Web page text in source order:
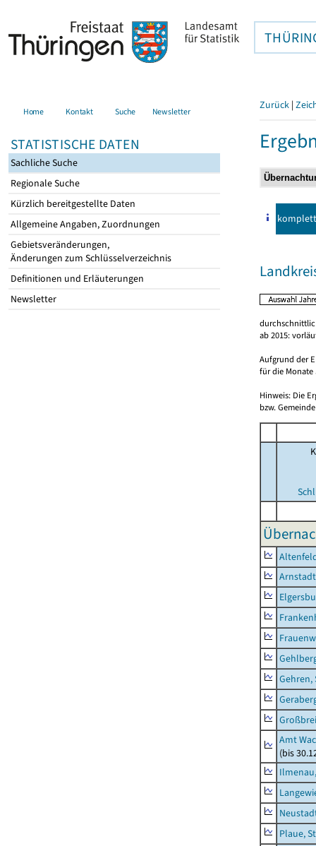
Home Kontakt Suche Newsletter
STATISTISCHE DATEN
Sachliche Suche
Regionale Suche
Kürzlich bereitgestellte Daten
Allgemeine Angaben, Zuordnungen
Gebietsveränderungen,
Änderungen zum Schlüsselverzeichnis
Definitionen und Erläuterungen
Newsletter
Zurück |
komplett
ab 2015:
Aufgrund der
für die Monate
Hinweis: Die
bzw.
Gehren,
Amt
(bis
Plaue,